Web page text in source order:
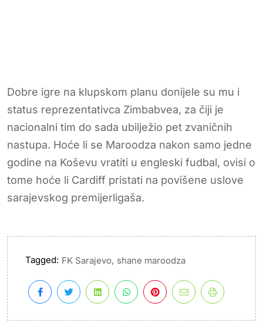
Dobre igre na klupskom planu donijele su mu i
status reprezentativca Zimbabvea, za čiji je
nacionalni tim do sada ubilježio pet zvaničnih
nastupa. Hoće li se Maroodza nakon samo jedne
godine na Koševu vratiti u engleski fudbal, ovisi o
tome hoće li Cardiff pristati na povišene uslove
sarajevskog premijerligaša.
Tagged: FK Sarajevo, shane maroodza